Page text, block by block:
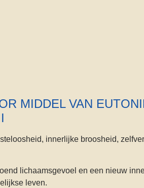
MIDDEL VAN
innerlijke broosheid,
lichaamsgevoel en een nieuw
leven.